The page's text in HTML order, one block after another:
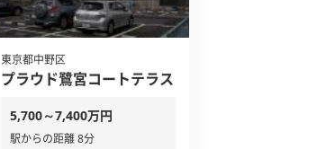
東京都中野区
プラウド鷺宮コートテラス
5,700～7,400万円
駅からの距離 8分